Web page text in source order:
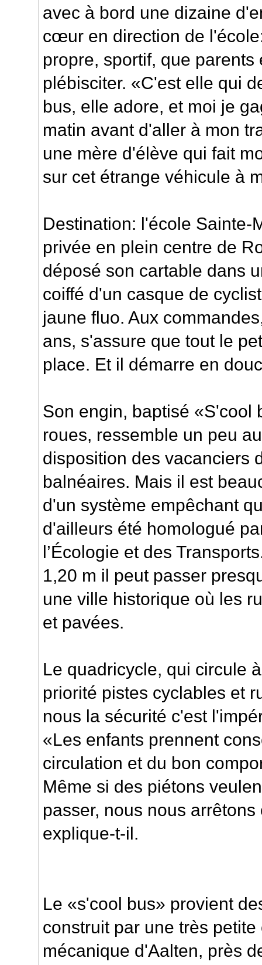
avec à bord une dizaine
cœur en direction de
propre, sportif, que
plébisciter. «C'est elle qui
bus, elle adore, et moi je
matin avant d'aller à mon
une mère d'élève qui fait
sur cet étrange véhicule à
Destination: l'école Sainte-
privée en plein centre de
déposé son cartable dans
coiffé d'un casque de
jaune fluo. Aux
ans, s'assure que tout le
place. Et il démarre en
Son engin, baptisé «S'cool
roues, ressemble un peu
disposition des vacanciers
balnéaires. Mais il est
d'un système empêchant
d'ailleurs été homologué
l’Écologie et des
1,20 m il peut passer
une ville historique où les
et pavées.
Le quadricycle, qui circule
priorité pistes cyclables et
nous la sécurité c'est
«Les enfants prennent
circulation et du bon
Même si des piétons
passer, nous nous
explique-t-il.
Le «s'cool bus» provient
construit par une très
mécanique d'Aalten, près